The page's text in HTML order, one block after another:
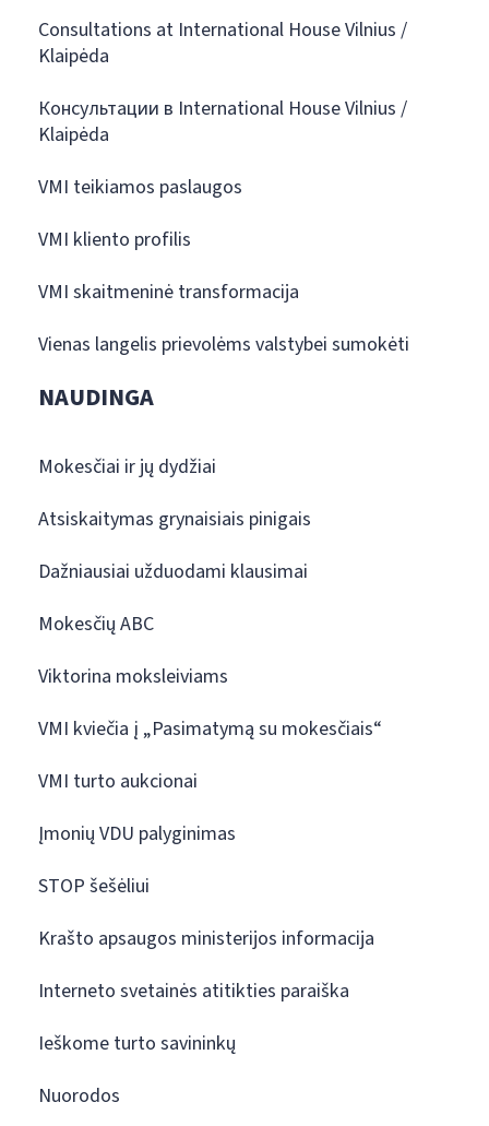
Consultations at International House Vilnius /
Klaipėda
Консультации в International House Vilnius /
Klaipėda
VMI teikiamos paslaugos
VMI kliento profilis
VMI skaitmeninė transformacija
Vienas langelis prievolėms valstybei sumokėti
NAUDINGA
Mokesčiai ir jų dydžiai
Atsiskaitymas grynaisiais pinigais
Dažniausiai užduodami klausimai
Mokesčių ABC
Viktorina moksleiviams
VMI kviečia į „Pasimatymą su mokesčiais“
VMI turto aukcionai
Įmonių VDU palyginimas
STOP šešėliui
Krašto apsaugos ministerijos informacija
Interneto svetainės atitikties paraiška
Ieškome turto savininkų
Nuorodos